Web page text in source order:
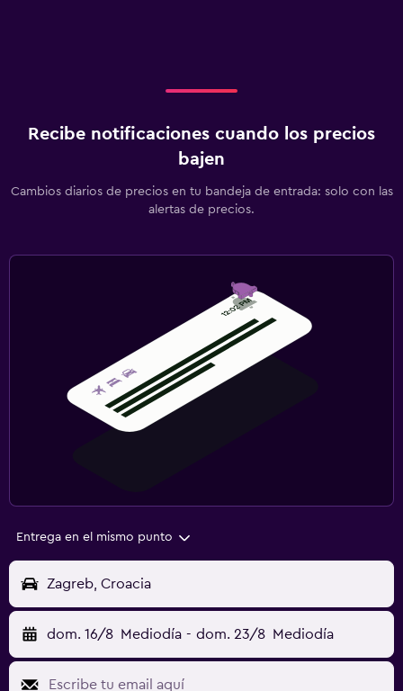
Recibe notificaciones cuando los precios
bajen
Cambios diarios de precios en tu bandeja de entrada: solo con las
alertas de precios.
Entrega en el mismo punto
Zagreb, Croacia
dom. 16/8 Mediodía - dom. 23/8 Mediodía